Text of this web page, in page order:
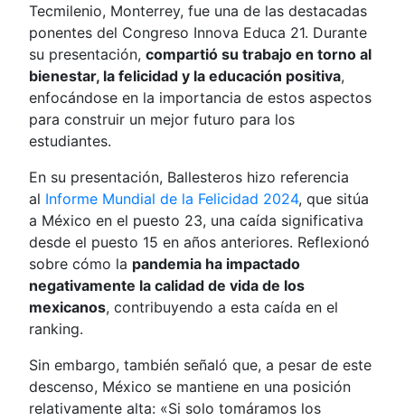
Tecmilenio, Monterrey, fue una de las destacadas
ponentes del Congreso Innova Educa 21. Durante
su presentación,compartió su trabajo en torno al
bienestar, la felicidad y la educación positiva,
enfocándose en la importancia de estos aspectos
para construir un mejor futuro para los
estudiantes.
En su presentación, Ballesteros hizo referencia
al Informe Mundial de la Felicidad 2024, que sitúa
a México en el puesto 23, una caída significativa
desde el puesto 15 en años anteriores. Reflexionó
sobre cómo la pandemia ha impactado
negativamente la calidad de vida de los
mexicanos, contribuyendo a esta caída en el
ranking.
Sin embargo, también señaló que, a pesar de este
descenso, México se mantiene en una posición
relativamente alta: «Si solo tomáramos los